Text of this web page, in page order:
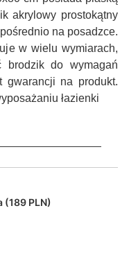
akrylowy prostokątny
na posadzce.
w wielu wymiarach,
brodzik do wymagań
gwarancji na produkt.
łazienki
(189 PLN)